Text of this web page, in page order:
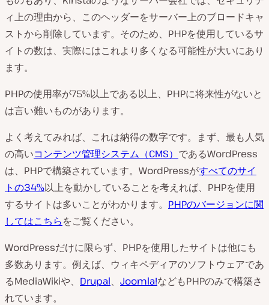
ィ上の理由から、このヘッダーをサーバー上のブロードキャ
ストから削除しています。そのため、PHPを使用しているサ
イトの数は、実際にはこれより多くなる可能性が大いにあり
ます。
PHPの使用率が75%以上である以上、PHPに将来性がないと
は言い難いものがあります。
よく考えてみれば、これは納得の数字です。まず、最も人気
の高いコンテンツ管理システム（CMS） であるWordPress
は、PHPで構築されています。WordPressがすべてのサイ
トの34%以上を動かしていることを考えれば、PHPを使用
するサイトは多いことがわかります。 PHPのバージョンに関
してはこちらをご覧ください。
WordPressだけに限らず、PHPを使用したサイトは他にも
多数あります。例えば、ウィキペディアのソフトウェアであ
るMediaWikiや、 Drupal、 Joomla!などもPHPのみで構築さ
れています。